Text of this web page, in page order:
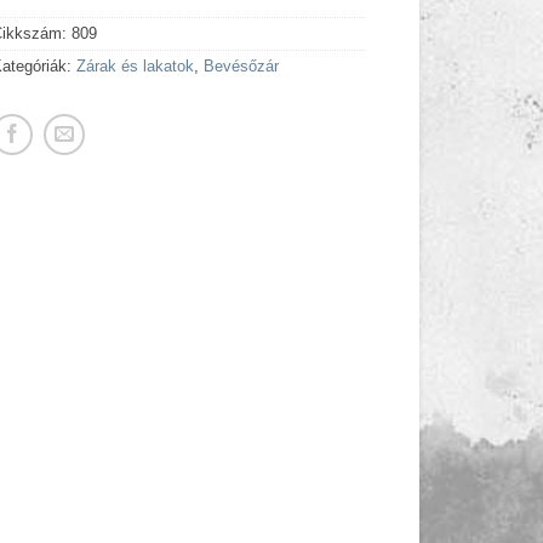
809
Zárak és lakatok, Bevésőzár